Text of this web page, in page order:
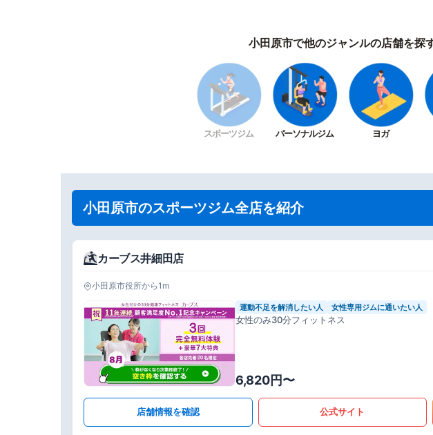
小田原市で他のジャンルの店舗を探
スポーツジム パーソナルジム ヨガ
小田原市のスポーツジム全店を紹介
カーブス井細田店
小田原市役所から1m
運動不足を解消したい人 女性専用ジムに通いたい人
女性のみ30分フィットネス
6,820円〜
店舗情報を確認 公式サイト